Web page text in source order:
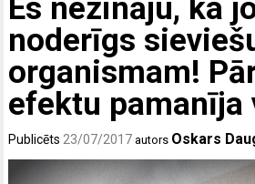
Es nezināju, ka
noderīgs
organismam!
efektu pamanīja
Publicēts 23/07/2017 autors Oskars